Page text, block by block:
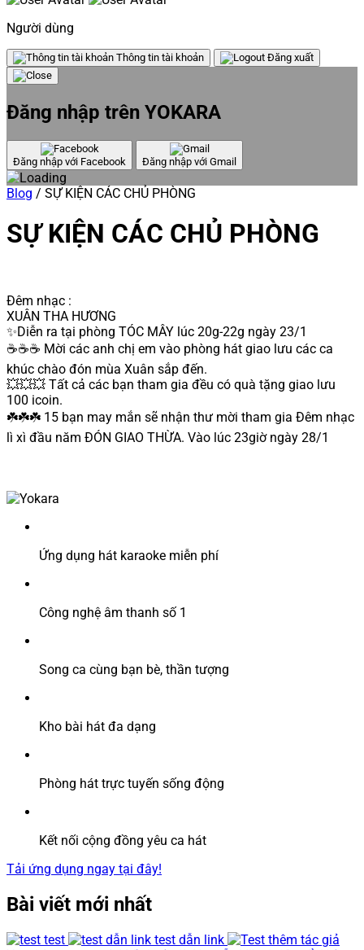
Người dùng
Thông tin tài khoản Đăng xuất
Đăng nhập trên YOKARA
Đăng nhập với Facebook Đăng nhập với Gmail
Blog / SỰ KIỆN CÁC CHỦ PHÒNG
SỰ KIỆN CÁC CHỦ PHÒNG
Đêm nhạc :
XUÂN THA HƯƠNG
✨Diễn ra tại phòng TÓC MÂY lúc 20g-22g ngày 23/1
☕️☕️☕️ Mời các anh chị em vào phòng hát giao lưu các ca
khúc chào đón mùa Xuân sắp đến.
💥💥💥 Tất cả các bạn tham gia đều có quà tặng giao lưu
100 icoin.
☘️☘️☘️ 15 bạn may mắn sẽ nhận thư mời tham gia Đêm nhạc
lì xì đầu năm ĐÓN GIAO THỪA. Vào lúc 23giờ ngày 28/1
Ứng dụng hát karaoke miễn phí
Công nghệ âm thanh số 1
Song ca cùng bạn bè, thần tượng
Kho bài hát đa dạng
Phòng hát trực tuyến sống động
Kết nối cộng đồng yêu ca hát
Tải ứng dụng ngay tại đây!
Bài viết mới nhất
test
test dẫn link